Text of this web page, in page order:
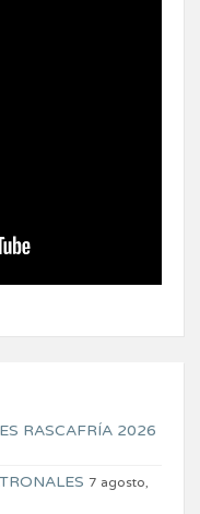
RASCAFRÍA 2026
7 agosto,